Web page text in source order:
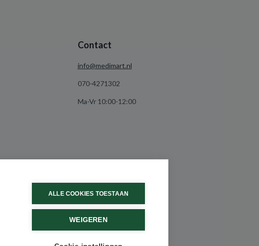
Contact
info@medimart.nl
070-4271302
Ma-Vr 10:00-12:00
ALLE COOKIES TOESTAAN
WEIGEREN